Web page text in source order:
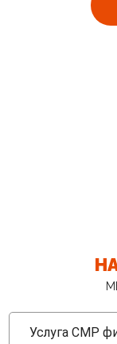
Услуга CMP